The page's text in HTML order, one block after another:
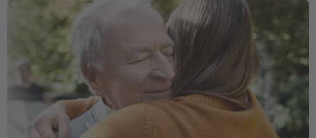
Weiter zu Sterbegeldversicherung